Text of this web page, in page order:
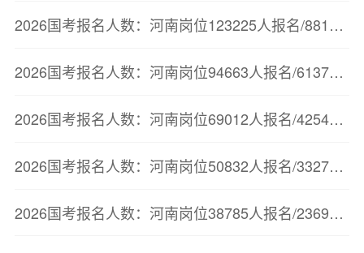
2026国考报名人数：河南岗位123225人报名/88175人审核通过【截至10月22日17:00】
2026国考报名人数：河南岗位94663人报名/61378人审核通过【截至10月21日17:00】
2026国考报名人数：河南岗位69012人报名/42545人审核通过【截至10月20日16:30】
2026国考报名人数：河南岗位50832人报名/33272人审核通过【截至10月19日20时】
2026国考报名人数：河南岗位38785人报名/23694人审核通过【截至10月18日20时】